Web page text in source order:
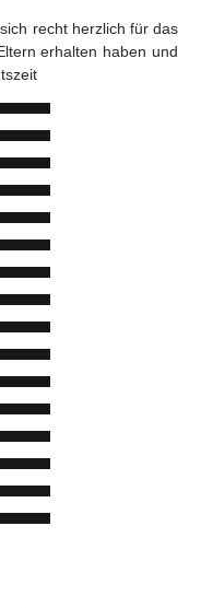
recht herzlich für das
erhalten haben und